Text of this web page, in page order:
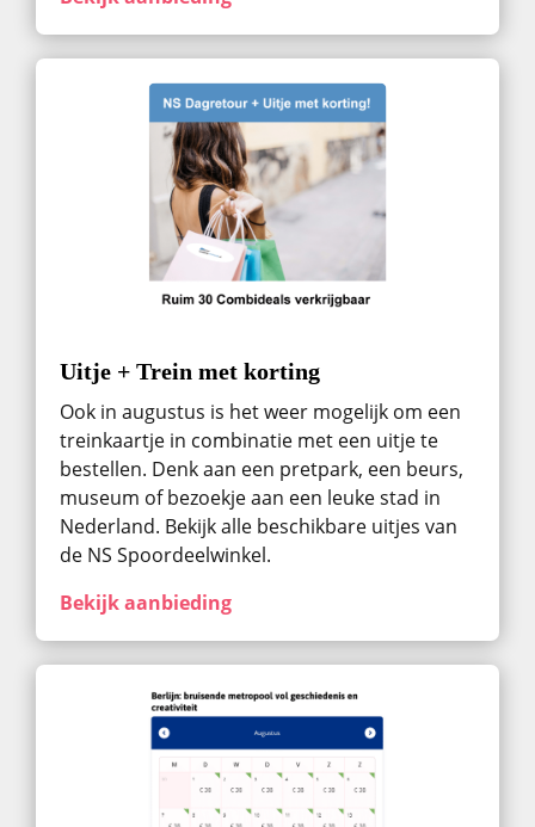
Uitje + Trein met korting
Ook in augustus ​is het weer mogelijk om een
treinkaartje in combinatie met een uitje te
bestellen. Denk aan een pretpark, een beurs,
museum of bezoekje aan een leuke stad in
Nederland. Bekijk alle beschikbare uitjes van
de NS Spoordeelwinkel.
Bekijk aanbieding